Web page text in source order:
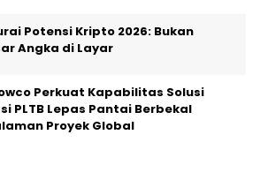
Potensi Kripto 2026: Bukan
Angka di Layar
Perkuat Kapabilitas Solusi
PLTB Lepas Pantai Berbekal
Proyek Global